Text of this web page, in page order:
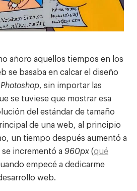
añoro aquellos tiempos en los
se basaba en calcar el diseño
Photoshop, sin importar las
se tuviese que mostrar esa
del estándar de tamaño
de una web, al principio
un tiempo después aumentó a
se incrementó a 960px (qué
empecé a dedicarme
web.